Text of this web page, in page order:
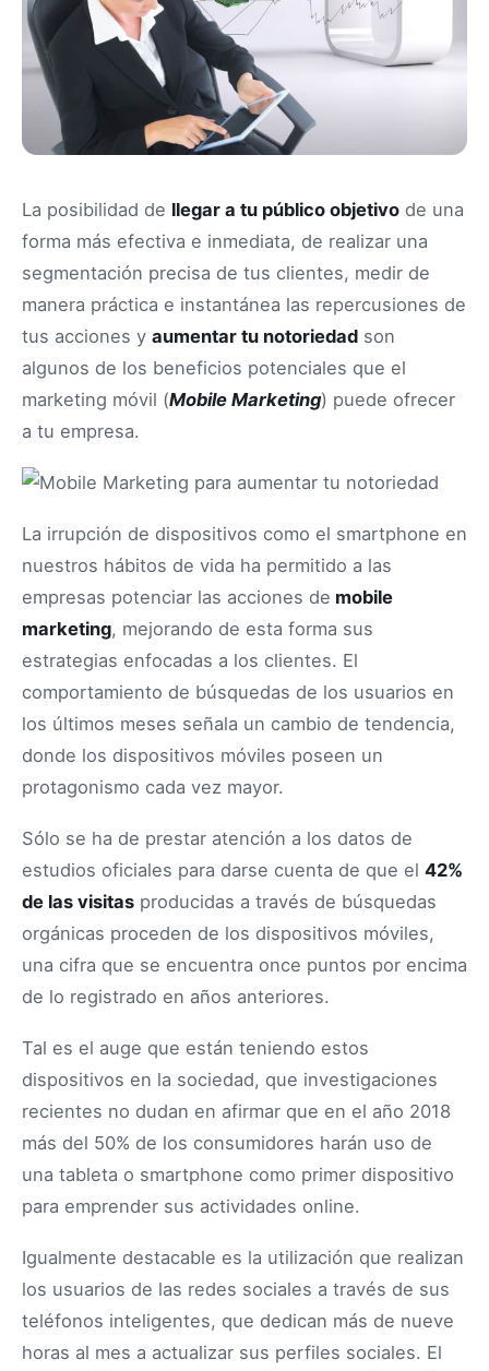
La posibilidad de llegar a tu público objetivo de una
forma más efectiva e inmediata, de realizar una
segmentación precisa de tus clientes, medir de
manera práctica e instantánea las repercusiones de
tus acciones y aumentar tu notoriedad son
algunos de los beneficios potenciales que el
marketing móvil (Mobile Marketing) puede ofrecer
a tu empresa.
La irrupción de dispositivos como el smartphone en
nuestros hábitos de vida ha permitido a las
empresas potenciar las acciones de mobile
marketing, mejorando de esta forma sus
estrategias enfocadas a los clientes. El
comportamiento de búsquedas de los usuarios en
los últimos meses señala un cambio de tendencia,
donde los dispositivos móviles poseen un
protagonismo cada vez mayor.
Sólo se ha de prestar atención a los datos de
estudios oficiales para darse cuenta de que el 42%
de las visitas producidas a través de búsquedas
orgánicas proceden de los dispositivos móviles,
una cifra que se encuentra once puntos por encima
de lo registrado en años anteriores.
Tal es el auge que están teniendo estos
dispositivos en la sociedad, que investigaciones
recientes no dudan en afirmar que en el año 2018
más del 50% de los consumidores harán uso de
una tableta o smartphone como primer dispositivo
para emprender sus actividades online.
Igualmente destacable es la utilización que realizan
los usuarios de las redes sociales a través de sus
teléfonos inteligentes, que dedican más de nueve
horas al mes a actualizar sus perfiles sociales. El